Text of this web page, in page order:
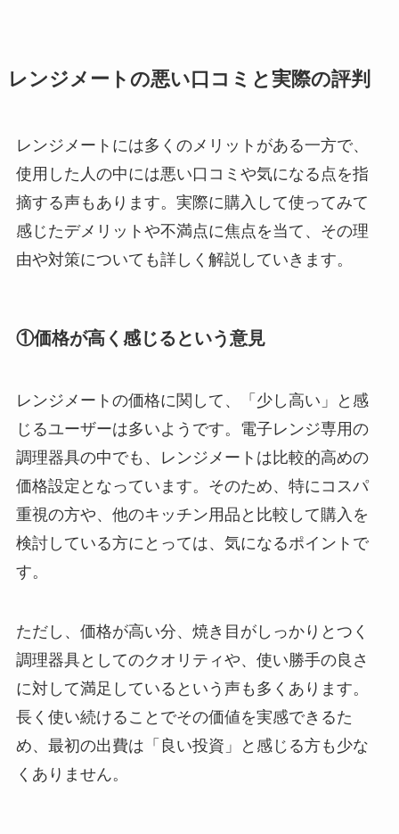
レンジメートの悪い口コミと実際の評判
レンジメートには多くのメリットがある一方で、
使用した人の中には悪い口コミや気になる点を指
摘する声もあります。実際に購入して使ってみて
感じたデメリットや不満点に焦点を当て、その理
由や対策についても詳しく解説していきます。
①価格が高く感じるという意見
レンジメートの価格に関して、「少し高い」と感
じるユーザーは多いようです。電子レンジ専用の
調理器具の中でも、レンジメートは比較的高めの
価格設定となっています。そのため、特にコスパ
重視の方や、他のキッチン用品と比較して購入を
検討している方にとっては、気になるポイントで
す。
ただし、価格が高い分、焼き目がしっかりとつく
調理器具としてのクオリティや、使い勝手の良さ
に対して満足しているという声も多くあります。
長く使い続けることでその価値を実感できるた
め、最初の出費は「良い投資」と感じる方も少な
くありません。